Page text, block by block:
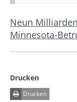
Neun
Minnesota-
Drucken
Drucken